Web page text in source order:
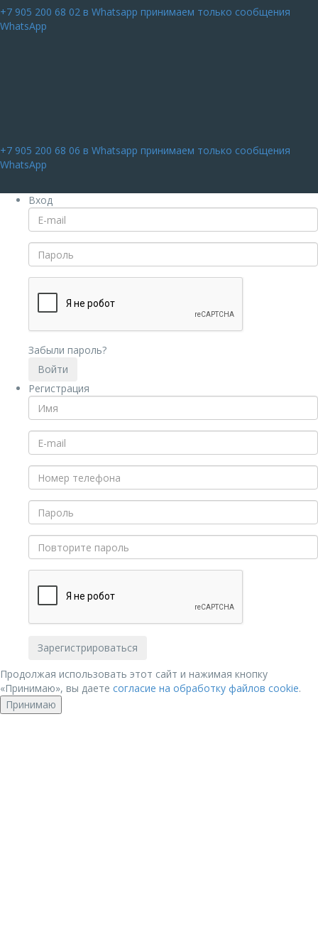
+7 905 200 68 02 в Whatsapp принимаем только сообщения
WhatsApp
+7 905 200 68 06 в Whatsapp принимаем только сообщения
WhatsApp
Вход
Забыли пароль?
Регистрация
Продолжая использовать этот сайт и нажимая кнопку
«Принимаю», вы даете согласие на обработку файлов cookie.
Принимаю